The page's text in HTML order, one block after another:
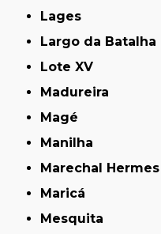
Lages
Largo da Batalha
Lote XV
Madureira
Magé
Manilha
Marechal Hermes
Maricá
Mesquita